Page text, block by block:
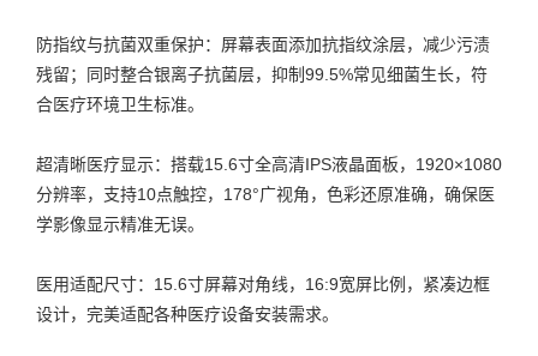
防指纹与抗菌双重保护：屏幕表面添加抗指纹涂层，减少污渍
残留；同时整合银离子抗菌层，抑制99.5%常见细菌生长，符
合医疗环境卫生标准。
超清晰医疗显示：搭载15.6寸全高清IPS液晶面板，1920×1080
分辨率，支持10点触控，178°广视角，色彩还原准确，确保医
学影像显示精准无误。
医用适配尺寸：15.6寸屏幕对角线，16:9宽屏比例，紧凑边框
设计，完美适配各种医疗设备安装需求。